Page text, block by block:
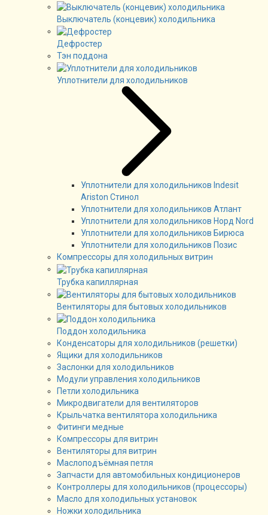
Выключатель (концевик) холодильника
Дефростер
Тэн поддона
Уплотнители для холодильников
Уплотнители для холодильников Indesit
Ariston Стинол
Уплотнители для холодильников Атлант
Уплотнители для холодильников Норд Nord
Уплотнители для холодильников Бирюса
Уплотнители для холодильников Позис
Компрессоры для холодильных витрин
Трубка капиллярная
Вентиляторы для бытовых холодильников
Поддон холодильника
Конденсаторы для холодильников (решетки)
Ящики для холодильников
Заслонки для холодильников
Модули управления холодильников
Петли холодильника
Микродвигатели для вентиляторов
Крыльчатка вентилятора холодильника
Фитинги медные
Компрессоры для витрин
Вентиляторы для витрин
Маслоподъёмная петля
Запчасти для автомобильных кондиционеров
Контроллеры для холодильников (процессоры)
Масло для холодильных установок
Ножки холодильника